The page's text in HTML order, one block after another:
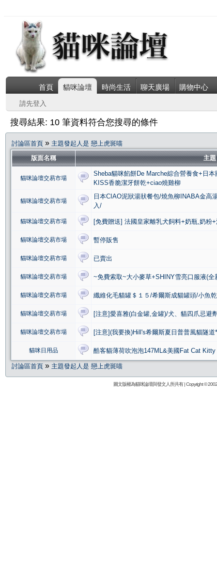
首頁 貓咪論壇 時尚生活 聊天廣場 購物中心
請先登入
搜尋結果: 10 筆資料符合您搜尋的條件
討論區首頁 » 主題發起人是 戀上虎斑喵
版面名稱
主
貓咪論壇交易市場
Sheba貓咪餡餅De Marche綜合營養食+日
KISS香脆潔牙餅乾+ciao燒雞柳
貓咪論壇交易市場
日本CIAO泥狀湯狀餐包/燒魚柳INABA金高
入/
貓咪論壇交易市場 [免費贈送] 法國皇家離乳犬飼料+奶瓶,奶粉
貓咪論壇交易市場 暫停販售
貓咪論壇交易市場 已賣出
貓咪論壇交易市場 ~免費索取~大小麥草+SHINY雪亮口服液(全
貓咪論壇交易市場 纖維化毛貓罐＄１５/希爾斯成貓罐頭/小魚
貓咪論壇交易市場 [注意]愛喜雅(白金罐,金罐)/犬、貓四爪忌避
貓咪論壇交易市場 [注意](我要換)Hill's希爾斯夏日普普風貓隧
貓咪日用品 酷客貓薄荷吹泡泡147ML&美國Fat Cat
討論區首頁 » 主題發起人是 戀上虎斑喵
圖文版權為貓咪論壇與發文人所共有 | Copyright ©